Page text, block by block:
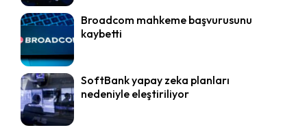
Broadcom mahkeme başvurusunu
kaybetti
SoftBank yapay zeka planları
nedeniyle eleştiriliyor